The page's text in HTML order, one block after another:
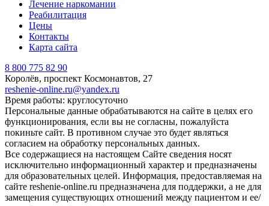
Лечение наркомании
Реабилитация
Цены
Контакты
Карта сайта
8 800 775 82 90
Королёв, проспект Космонавтов, 27
reshenie-online.ru@yandex.ru
Время работы: круглосуточно
Персональные данные обрабатываются на сайте в целях его
функционирования, если вы не согласны, пожалуйста
покиньте сайт. В противном случае это будет являться
согласием на обработку персональных данных.
Все содержащиеся на настоящем Сайте сведения носят
исключительно информационный характер и предназначены
для образовательных целей. Информация, предоставляемая на
сайте reshenie-online.ru предназначена для поддержки, а не для
замещения существующих отношений между пациентом и ее/